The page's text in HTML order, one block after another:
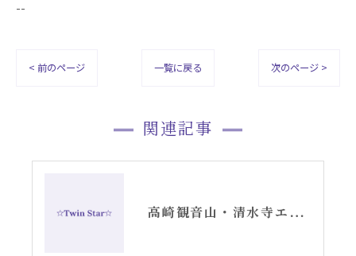
--
< 前のページ 一覧に戻る 次のページ >
関連記事
高崎観音山・清水寺エネルギーパトロール散歩YouTube